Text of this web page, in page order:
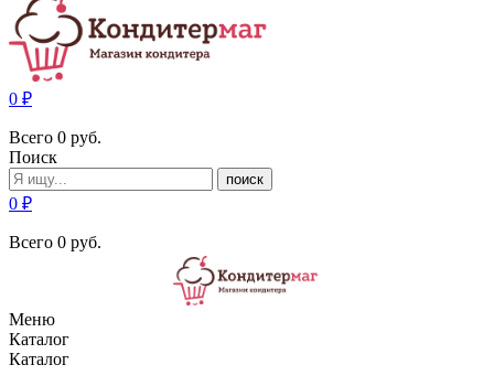
0 ₽
Всего 0 руб.
Поиск
поиск
0 ₽
Всего 0 руб.
Меню
Каталог
Каталог